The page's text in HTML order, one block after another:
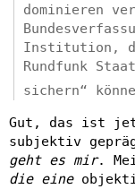
dominieren
Institution,
Rundfunk
sichern“
Gut, das ist
subjektiv
geht es mir.
die eine